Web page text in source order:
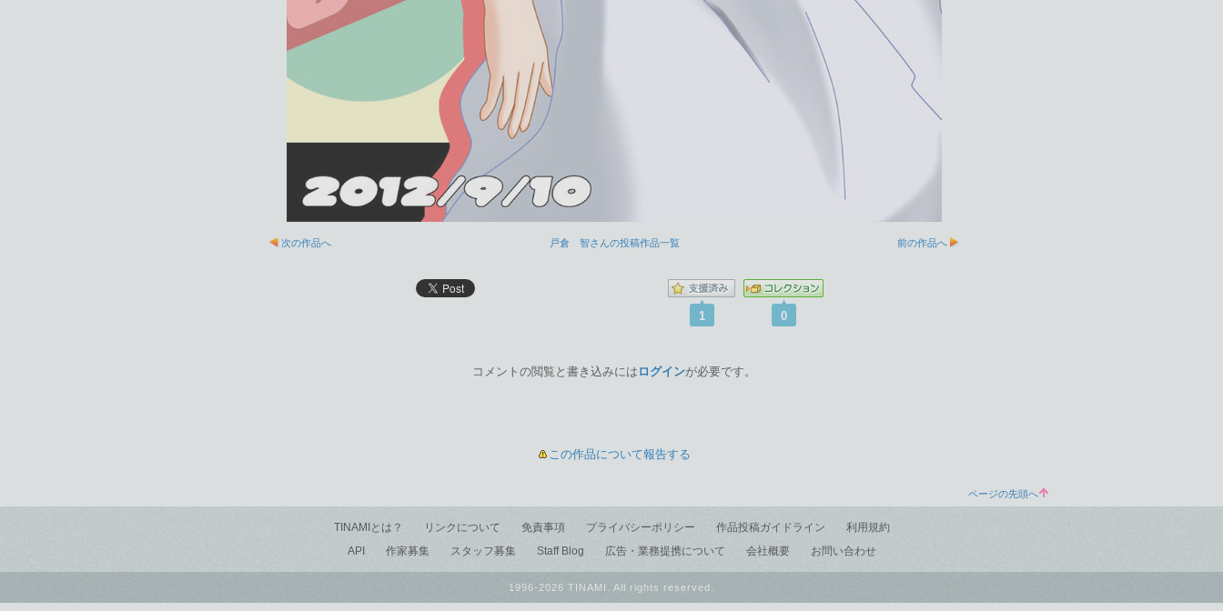
次の作品へ 戸倉 智さんの投稿作品一覧 前の作品へ
1 0
コメントの閲覧と書き込みには ログインが必要です。
この作品について報告する
ページの先頭へ
TINAMIとは？ リンクについて 免責事項 プライバシーポリシー 作品投稿ガイドライン
利用規約
API
作家募集 スタッフ募集 Staff Blog 広告・業務提携について 会社概要 お問い合わせ
1996-2026 TINAMI. All rights reserved.